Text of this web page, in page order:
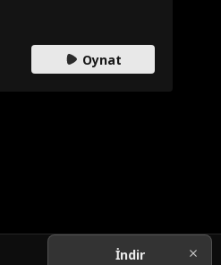
Oynat
İndir